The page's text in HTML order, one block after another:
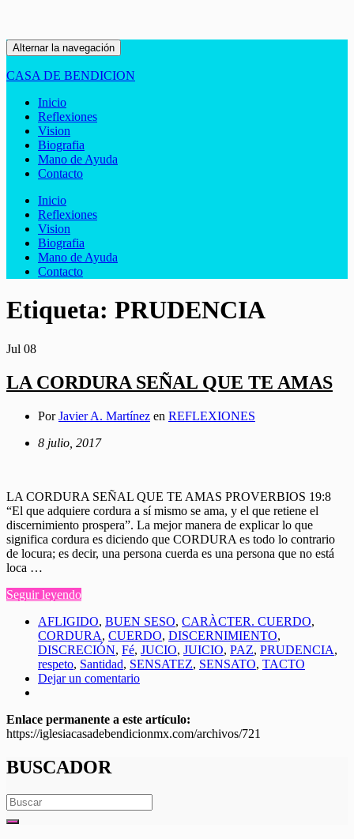
Alternar la navegación
CASA DE BENDICION
Inicio
Reflexiones
Vision
Biografia
Mano de Ayuda
Contacto
Inicio
Reflexiones
Vision
Biografia
Mano de Ayuda
Contacto
Etiqueta: PRUDENCIA
Jul 08
LA CORDURA SEÑAL QUE TE AMAS
PorJavier A. Martínez en REFLEXIONES
8 julio, 2017
LA CORDURA SEÑAL QUE TE AMAS PROVERBIOS 19:8
“El que adquiere cordura a sí mismo se ama, y el que retiene el
discernimiento prospera”. La mejor manera de explicar lo que
significa cordura es diciendo que CORDURA es todo lo contrario
de locura; es decir, una persona cuerda es una persona que no está
loca …
Seguir leyendo
AFLIGIDO, BUEN SESO, CARÀCTER. CUERDO,
CORDURA, CUERDO, DISCERNIMIENTO,
DISCRECIÓN, Fé, JUCIO, JUICIO, PAZ, PRUDENCIA,
respeto, Santidad, SENSATEZ, SENSATO, TACTO
Dejar un comentario
Enlace permanente a este artículo:
https://iglesiacasadebendicionmx.com/archivos/721
BUSCADOR
Search
for: